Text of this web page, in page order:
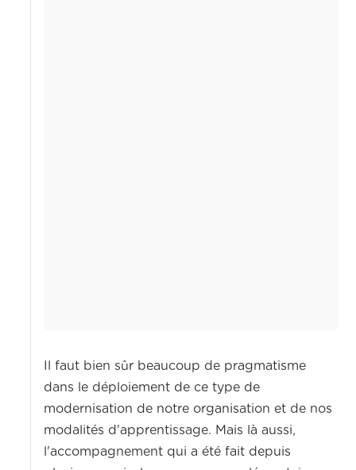
Il faut bien sûr beaucoup de pragmatisme
dans le déploiement de ce type de
modernisation de notre organisation et de nos
modalités d'apprentissage. Mais là aussi,
l'accompagnement qui a été fait depuis